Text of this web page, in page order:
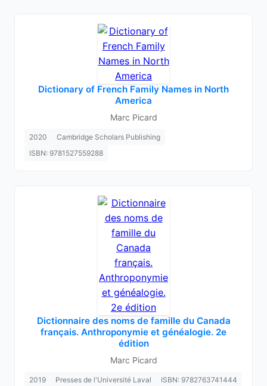
Dictionary of French Family Names in North
America
Marc Picard
2020
Cambridge Scholars Publishing
ISBN: 9781527559288
Dictionnaire des noms de famille du Canada
français. Anthroponymie et généalogie. 2e
édition
Marc Picard
2019 Presses de l'Université Laval ISBN: 9782763741444